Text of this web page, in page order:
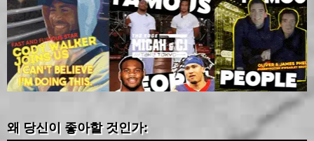
왜 당신이 좋아할 것인가: